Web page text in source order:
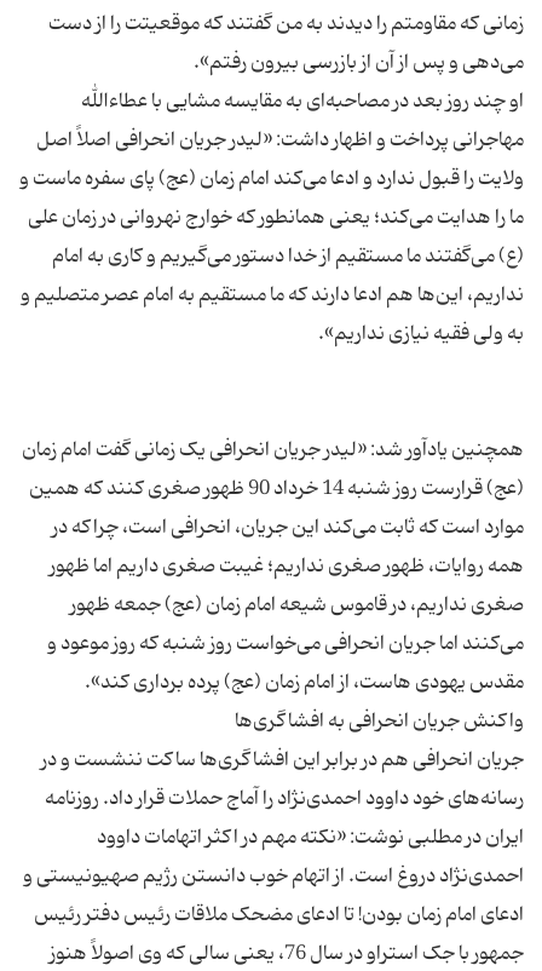
زمانی که مقاومتم را دیدند به من گفتند که موقعیتت را از دست
او چند روز بعد در مصاحبه‌ای به مقایسه مشایی با عطاءالله
مهاجرانی پرداخت و اظهار داشت: «لیدر جریان انحرافی اصلاً اصل
ولایت را قبول ندارد و ادعا می‌کند امام زمان (عج) پای سفره ماست و
ما را هدایت می‌کند؛ یعنی همانطور که خوارج نهروانی در زمان علی
(ع) می‌گفتند ما مستقیم از خدا دستور می‌گیریم و کاری به امام
نداریم، این‌ها هم ادعا دارند که ما مستقیم به امام عصر متصلیم و
همچنین یادآور شد: «لیدر جریان انحرافی یک زمانی گفت امام زمان
(عج) قرارست روز شنبه 14 خرداد 90 ظهور صغری کنند که همین
موارد است که ثابت می‌کند این جریان، انحرافی است، چراکه در
همه روایات، ظهور صغری نداریم؛ غیبت صغری داریم اما ظهور
صغری نداریم، در قاموس شیعه امام زمان (عج) جمعه ظهور
می‌کنند اما جریان انحرافی می‌خواست روز شنبه که روز موعود و
جریان انحرافی هم در برابر این افشاگری‌ها ساکت ننشست و در
رسانه‌های خود داوود احمدی‌نژاد را آماج حملات قرار داد. روزنامه
ایران در مطلبی نوشت: «نکته مهم در اکثر اتهامات داوود
احمدی‌نژاد دروغ است. از اتهام خوب دانستن رژیم صهیونیستی و
ادعای امام زمان بودن! تا ادعای مضحک ملاقات رئیس دفتر رئیس
جمهور با جک استراو در سال 76، یعنی سالی که وی اصولاً هنوز